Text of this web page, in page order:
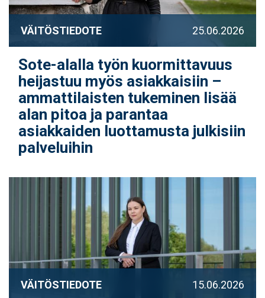
VÄITÖSTIEDOTE 25.06.2026
Sote-alalla työn kuormittavuus
heijastuu myös asiakkaisiin –
ammattilaisten tukeminen lisää
alan pitoa ja parantaa
asiakkaiden luottamusta julkisiin
palveluihin
VÄITÖSTIEDOTE 15.06.2026